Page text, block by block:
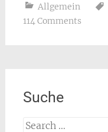
Allgemein
114 Comments
Suche
Search